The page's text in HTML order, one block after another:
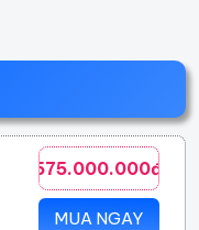
575.000.000đ
MUA NGAY